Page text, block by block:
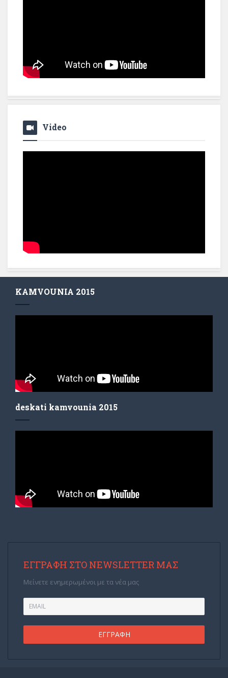
Video
KAMVOUNIA 2015
deskati kamvounia 2015
ΕΓΓΡΑΦΉ ΣΤΟ NEWSLETTER ΜΑΣ
Μείνετε ενημερωμένοι με τα νέα μας